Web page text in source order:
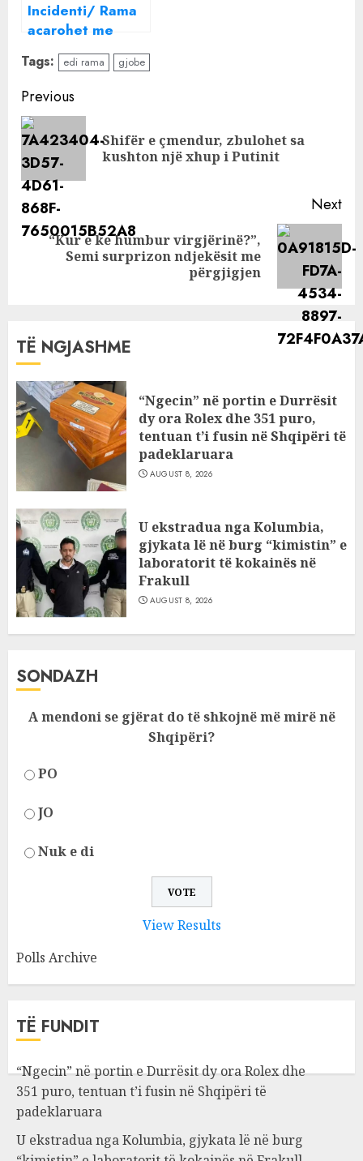
pensioneve
Incidenti/ Rama
acarohet me
kryebashkiaken:
Do të nxjerr
jashtë, boll fole!
Tags: edi rama gjobe
Continue
Reading
Previous
Shifër e çmendur, zbulohet sa
kushton një xhup i Putinit
Next
“Kur e ke humbur virgjërinë?”,
Semi surprizon ndjekësit me
përgjigjen
TË NGJASHME
“Ngecin” në portin e Durrësit
dy ora Rolex dhe 351 puro,
tentuan t’i fusin në Shqipëri të
padeklaruara
AUGUST 8, 2026
U ekstradua nga Kolumbia,
gjykata lë në burg “kimistin” e
laboratorit të kokainës në
Frakull
AUGUST 8, 2026
SONDAZH
A mendoni se gjërat do të shkojnë më mirë në
Shqipëri?
PO
JO
Nuk e di
View Results
Polls Archive
TË FUNDIT
“Ngecin” në portin e Durrësit dy ora Rolex dhe
351 puro, tentuan t’i fusin në Shqipëri të
padeklaruara
U ekstradua nga Kolumbia, gjykata lë në burg